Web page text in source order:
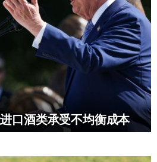
口酒类承受不均衡成本